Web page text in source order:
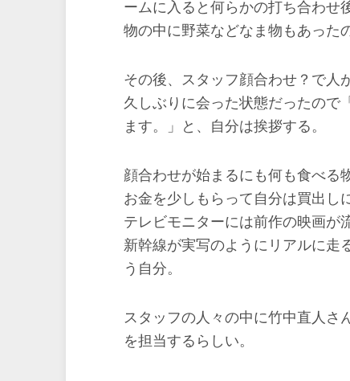
ームに入ると何らかの打ち合わせ
物の中に野菜などなま物もあった
その後、スタッフ顔合わせ？で人
久しぶりに会った状態だったので
ます。」と、自分は挨拶する。
顔合わせが始まるにも何も食べる
お金を少しもらって自分は買出し
テレビモニターには前作の映画が
新幹線が実写のようにリアルに走
う自分。
スタッフの人々の中に竹中直人さ
を担当するらしい。